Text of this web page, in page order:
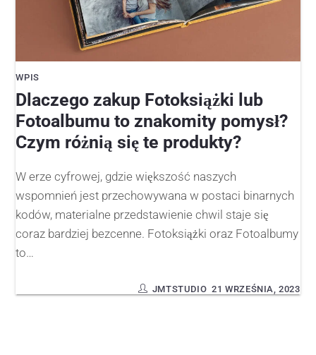
WPIS
Dlaczego zakup Fotoksiążki lub
Fotoalbumu to znakomity pomysł?
Czym różnią się te produkty?
W erze cyfrowej, gdzie większość naszych
wspomnień jest przechowywana w postaci binarnych
kodów, materialne przedstawienie chwil staje się
coraz bardziej bezcenne. Fotoksiążki oraz Fotoalbumy
to…
21 WRZEŚNIA, 2023
JMTSTUDIO